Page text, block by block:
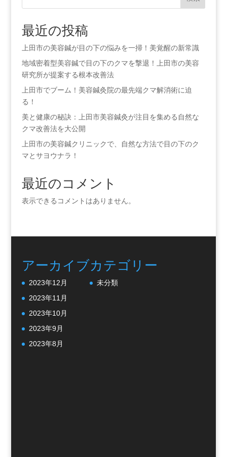
最近の投稿
上田市の美容鍼が目の下の悩みを一掃！美覚醒の新常識
地域密着型美容鍼で目の下のクマを撃退！上田市の美容
研究所が提案する根本改善法
上田市でブーム！美容鍼灸院の最先端クマ解消術に迫
る！
美と健康の秘訣：上田市美容鍼灸が注目を集める自然な
クマ改善法を大公開
上田市の美容鍼クリニックで、自然な方法で目の下のク
マとサヨウナラ！
最近のコメント
表示できるコメントはありません。
アーカイブ
2023年12月
2023年11月
2023年10月
2023年9月
2023年8月
カテゴリー
未分類